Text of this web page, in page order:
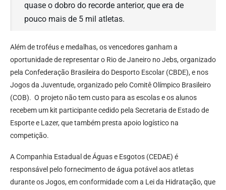
quase o dobro do recorde anterior, que era de
pouco mais de 5 mil atletas.
Além de troféus e medalhas, os vencedores ganham a
oportunidade de representar o Rio de Janeiro no Jebs, organizado
pela Confederação Brasileira do Desporto Escolar (CBDE), e nos
Jogos da Juventude, organizado pelo Comitê Olímpico Brasileiro
(COB). O projeto não tem custo para as escolas e os alunos
recebem um kit participante cedido pela Secretaria de Estado de
Esporte e Lazer, que também presta apoio logístico na
competição.
A Companhia Estadual de Águas e Esgotos (CEDAE) é
responsável pelo fornecimento de água potável aos atletas
durante os Jogos, em conformidade com a Lei da Hidratação, que